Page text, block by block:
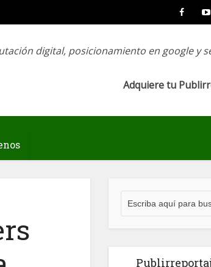
digital, posicionamiento en google y
Adquiere tu